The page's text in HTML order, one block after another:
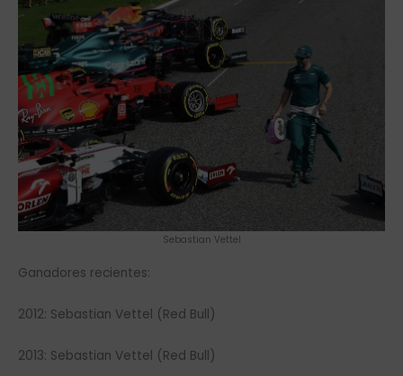
Sebastian Vettel
Ganadores recientes:
2012: Sebastian Vettel (Red Bull)
2013: Sebastian Vettel (Red Bull)